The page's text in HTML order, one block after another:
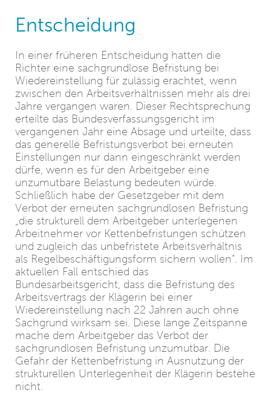
Entscheidung
In einer früheren Entscheidung hatten die
Richter eine sachgrundlose Befristung bei
Wiedereinstellung für zulässig erachtet, wenn
zwischen den Arbeitsverhältnissen mehr als drei
Jahre vergangen waren. Dieser Rechtsprechung
erteilte das Bundesverfassungsgericht im
vergangenen Jahr eine Absage und urteilte, dass
das generelle Befristungsverbot bei erneuten
Einstellungen nur dann eingeschränkt werden
dürfe, wenn es für den Arbeitgeber eine
unzumutbare Belastung bedeuten würde.
Schließlich habe der Gesetzgeber mit dem
Verbot der erneuten sachgrundlosen Befristung
„die strukturell dem Arbeitgeber unterlegenen
Arbeitnehmer vor Kettenbefristungen schützen
und zugleich das unbefristete Arbeitsverhältnis
als Regelbeschäftigungsform sichern wollen“. Im
aktuellen Fall entschied das
Bundesarbeitsgericht, dass die Befristung des
Arbeitsvertrags der Klägerin bei einer
Wiedereinstellung nach 22 Jahren auch ohne
Sachgrund wirksam sei. Diese lange Zeitspanne
mache dem Arbeitgeber das Verbot der
sachgrundlosen Befristung unzumutbar. Die
Gefahr der Kettenbefristung in Ausnutzung der
strukturellen Unterlegenheit der Klägerin bestehe
nicht.